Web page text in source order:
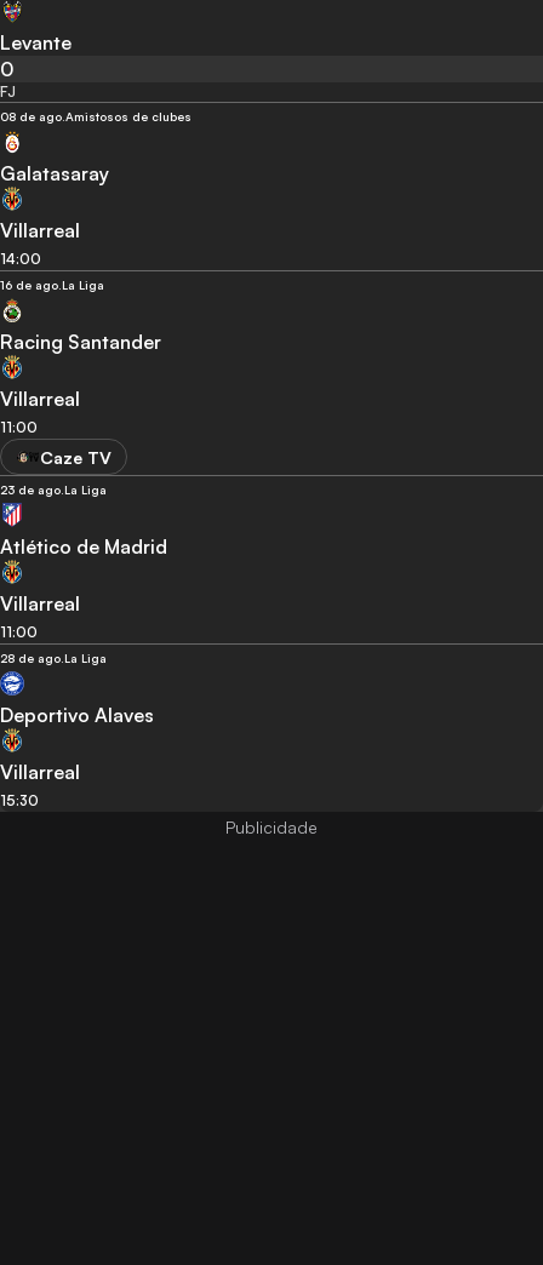
Levante
0
FJ
08 de ago. Amistosos de clubes
Galatasaray
Villarreal
14:00
16 de ago. La Liga
Racing Santander
Villarreal
11:00
Caze TV
23 de ago. La Liga
Atlético de Madrid
Villarreal
11:00
28 de ago. La Liga
Deportivo Alaves
Villarreal
15:30